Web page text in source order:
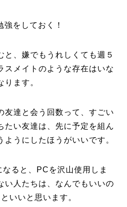
をしておく！
、嫌でもうれしくても週５
スメイトのような存在はいな
ります。
友達と会う回数って、すごい
たい友達は、先に予定を組ん
うにしたほうがいいです。
ると、PCを沢山使用しま
い人たちは、なんでもいいの
いいと思います。